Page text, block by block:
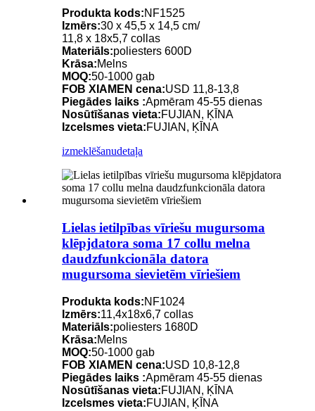
Produkta kods:NF1525
Izmērs:30 x 45,5 x 14,5 cm/
11,8 x 18x5,7 collas
Materiāls:poliesters 600D
Krāsa:Melns
MOQ:50-1000 gab
FOB XIAMEN cena:USD 11,8-13,8
Piegādes laiks :Apmēram 45-55 dienas
Nosūtīšanas vieta:FUJIAN, ĶĪNA
Izcelsmes vieta:FUJIAN, ĶĪNA
izmeklēšanudetaļa
Lielas ietilpības vīriešu mugursoma
klēpjdatora soma 17 collu melna
daudzfunkcionāla datora
mugursoma sievietēm vīriešiem
Produkta kods:NF1024
Izmērs:11,4x18x6,7 collas
Materiāls:poliesters 1680D
Krāsa:Melns
MOQ:50-1000 gab
FOB XIAMEN cena:USD 10,8-12,8
Piegādes laiks :Apmēram 45-55 dienas
Nosūtīšanas vieta:FUJIAN, ĶĪNA
Izcelsmes vieta:FUJIAN, ĶĪNA